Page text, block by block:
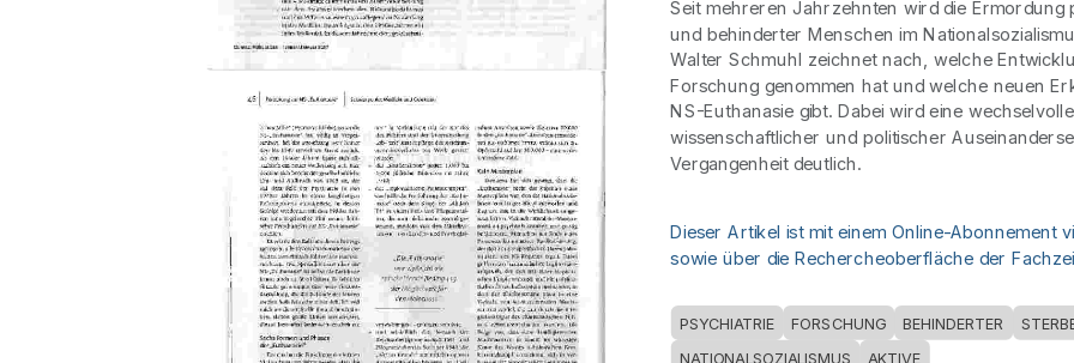
Seit mehreren Jahrzehnten wird die Ermordung
und behinderter Menschen im
Walter Schmuhl zeichnet nach, welche
Forschung genommen hat und welche neuen
NS-Euthanasie gibt. Dabei wird eine
wissenschaftlicher und politischer
Vergangenheit deutlich.
Dieser Artikel ist mit einem Online-Abonnement
sowie über die Rechercheoberfläche der
PSYCHIATRIE FORSCHUNG BEHINDERTER
NATIONALSOZIALISMUS
AKTIVE